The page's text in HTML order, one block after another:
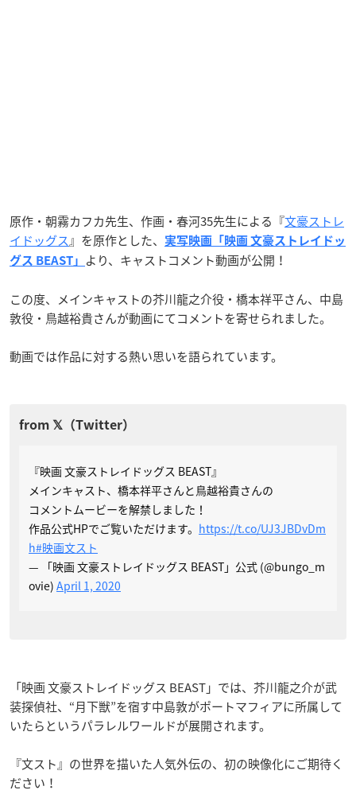
原作・朝霧カフカ先生、作画・春河35先生による『文豪ストレ
イドッグス』を原作とした、
実写映画「映画 文豪ストレイドッ
グス BEAST」
より、キャストコメント動画が公開！
この度、メインキャストの芥川龍之介役・橋本祥平さん、中島
敦役・鳥越裕貴さんが動画にてコメントを寄せられました。
動画では作品に対する熱い思いを語られています。
『映画 文豪ストレイドッグス BEAST』
メインキャスト、橋本祥平さんと鳥越裕貴さんの
コメントムービーを解禁しました！
作品公式HPでご覧いただけます。 https://t.co/UJ3JBDvDm
h#映画文スト
— 「映画 文豪ストレイドッグス BEAST」公式 (@bungo_m
ovie) April 1, 2020
「映画 文豪ストレイドッグス BEAST」では、芥川龍之介が武
装探偵社、“月下獣”を宿す中島敦がポートマフィアに所属して
いたらというパラレルワールドが展開されます。
『文スト』の世界を描いた人気外伝の、初の映像化にご期待く
ださい！